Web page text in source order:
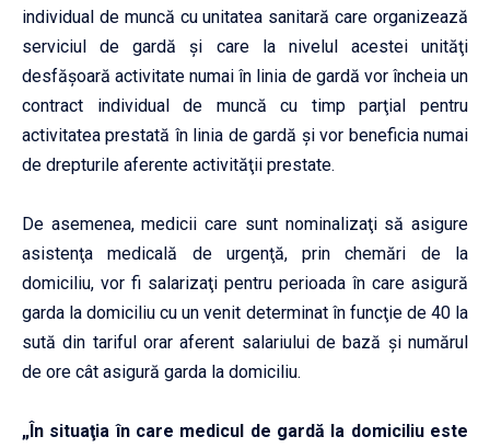
individual de muncă cu unitatea sanitară care organizează
serviciul de gardă şi care la nivelul acestei unităţi
desfăşoară activitate numai în linia de gardă vor încheia un
contract individual de muncă cu timp parţial pentru
activitatea prestată în linia de gardă şi vor beneficia numai
de drepturile aferente activităţii prestate.
De asemenea, medicii care sunt nominalizaţi să asigure
asistenţa medicală de urgenţă, prin chemări de la
domiciliu, vor fi salarizaţi pentru perioada în care asigură
garda la domiciliu cu un venit determinat în funcţie de 40 la
sută din tariful orar aferent salariului de bază şi numărul
de ore cât asigură garda la domiciliu.
„În situaţia în care medicul de gardă la domiciliu este